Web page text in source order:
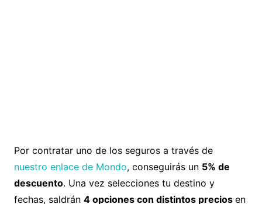
Por contratar uno de los seguros a través de
nuestro enlace de Mondo, conseguirás un 5% de
descuento. Una vez selecciones tu destino y
fechas, saldrán 4 opciones con distintos precios en